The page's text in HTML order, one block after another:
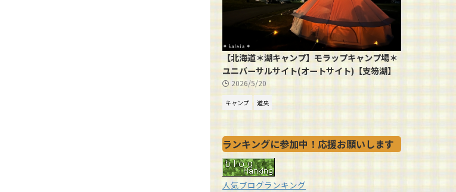
【北海道＊湖キャンプ】モラップキャンプ場＊
ユニバーサルサイト(オートサイト)【支笏湖】
2026/5/20
キャンプ 道央
ランキングに参加中！応援お願いします
人気ブログランキング